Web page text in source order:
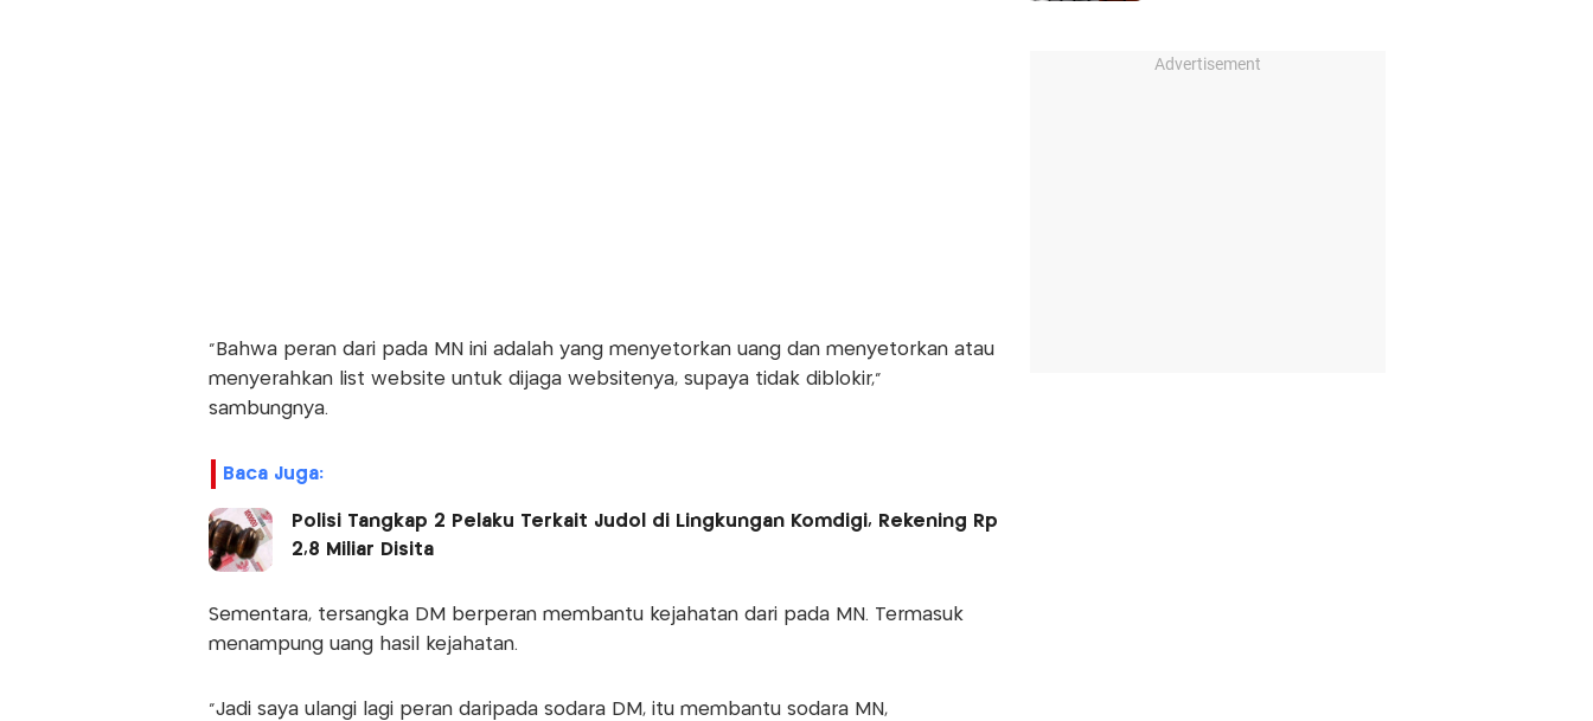
"Bahwa peran dari pada MN ini adalah yang menyetorkan uang dan menyetorkan atau
menyerahkan list website untuk dijaga websitenya, supaya tidak diblokir,"
sambungnya.
Baca Juga:
Polisi Tangkap 2 Pelaku Terkait Judol di Lingkungan Komdigi, Rekening Rp
2,8 Miliar Disita
Sementara, tersangka DM berperan membantu kejahatan dari pada MN. Termasuk
menampung uang hasil kejahatan.
"Jadi saya ulangi lagi peran daripada sodara DM, itu membantu sodara MN,
Advertisement